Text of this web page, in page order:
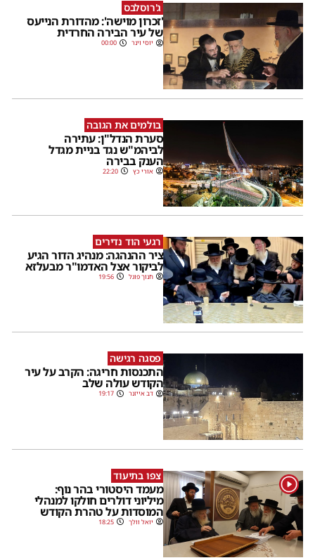
ג'רוסלבס
'זכרון מוישה': מהדורת הנייעס
של עיר הבירה החרדית
יוסי וינר 00:00
בולמים את הגובה
סערת הנדל"ן: עתירה
לביהמ"ש נגד בניית מגדל
הענק בבירה
אורי כץ 22:20
רגעי הוד נדירים
ציר ההנהגה: מנהיג הדור הגיע
לביקור אצל האדמו"ר מבעלזא
חנוך פוגל 19:56
פסגה רגישה
התכנסות חריגה: הקרב על עיר
הקודש עולה שלב
דב אייזנר 19:17
1 צפו בתיעוד
מעמד היסטורי בהר נוף:
מיליוני דולרים חולקו למנהלי
המוסדות על טהרת הקודש
יואל וולך 18:25